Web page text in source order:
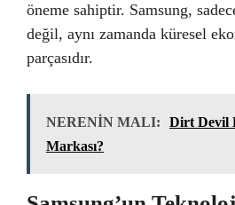
öneme sahiptir. Samsung,
değil, aynı zamanda küresel
parçasıdır.
NERENİN MALI:
Dirt Devil
Markası?